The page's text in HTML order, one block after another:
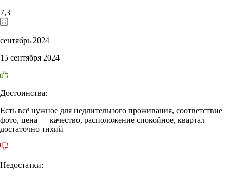
7,3
сентябрь 2024
15 сентября 2024
Достоинства:
Есть всё нужное для недлительного проживания, соответствие
фото, цена — качество, расположение спокойное, квартал
достаточно тихий
Недостатки: